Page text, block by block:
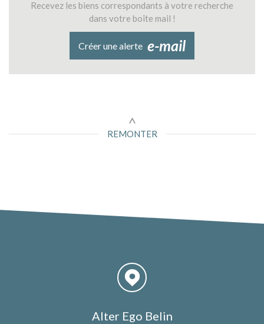
Recevez les biens correspondants à votre recherche
dans votre boîte mail !
Créer une alerte e-mail
REMONTER
Alter Ego Belin